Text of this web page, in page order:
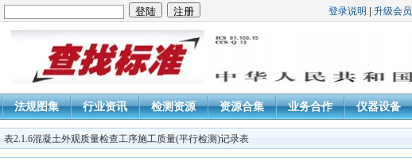
登录说明 升级会员
法规图集 行业资讯 检测资源 资源合集 业务合作 仪器设备
2.1.6混凝土外观质量检查工序施工质量(平行检测)记录表